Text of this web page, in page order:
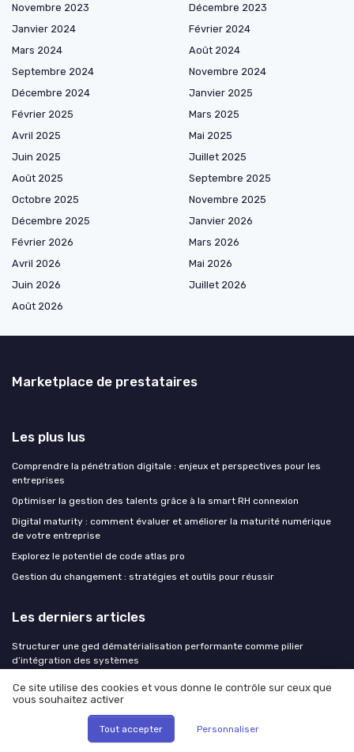
Novembre 2023
Décembre 2023
Janvier 2024
Février 2024
Mars 2024
Août 2024
Septembre 2024
Novembre 2024
Décembre 2024
Janvier 2025
Février 2025
Mars 2025
Avril 2025
Mai 2025
Juin 2025
Juillet 2025
Août 2025
Septembre 2025
Octobre 2025
Novembre 2025
Décembre 2025
Janvier 2026
Février 2026
Mars 2026
Avril 2026
Mai 2026
Juin 2026
Juillet 2026
Août 2026
Marketplace de prestataires
Les plus lus
Comprendre la pénétration digitale : enjeux et perspectives pour les
entreprises
Optimiser la gestion des talents grâce à la smart RH connexion
Digital maturity : comment évaluer et améliorer la maturité numérique
de votre entreprise
Explorez le potentiel de code atlas pro
Gestion du changement : stratégies et outils pour réussir
Les derniers articles
Structurer une ged dématérialisation performante comme pilier
d’intégration des systèmes
entreprise
Orchestrer une GED et des workflows documentaires pour un socle
d’intégration systèmes robuste
Ce site utilise des cookies et vous donne le contrôle sur ceux que
vous souhaitez activer
Tout accepter Personnaliser